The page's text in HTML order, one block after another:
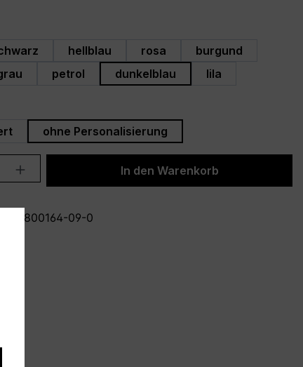
hellblau rosa
burgund
petrol dunkelblau lila
ohne Personalisierung
Gib den gewünschten Wert
In den Warenkorb
T800164-09-0